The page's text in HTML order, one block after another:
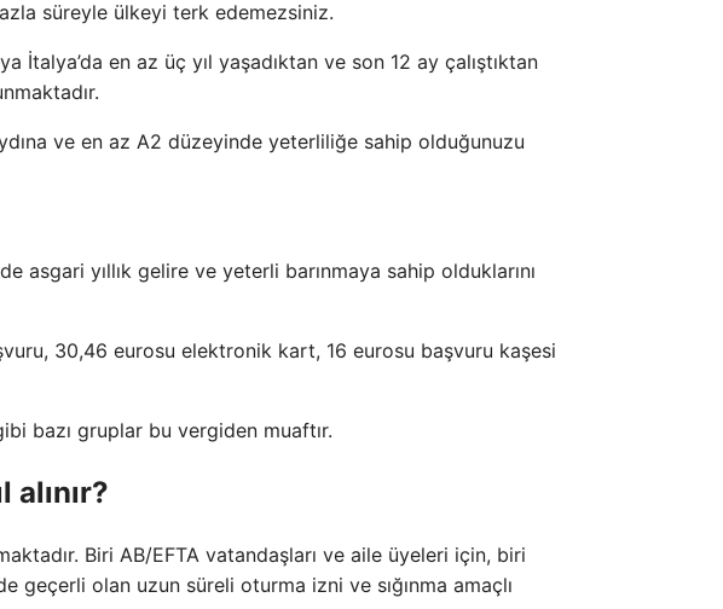
süreyle ülkeyi terk edemezsiniz.
en az üç yıl yaşadıktan ve son 12 ay çalıştıktan
ve en az A2 düzeyinde yeterliliğe sahip olduğunuzu
asgari yıllık gelire ve yeterli barınmaya sahip olduklarını
30,46 eurosu elektronik kart, 16 eurosu başvuru kaşesi
bazı gruplar bu vergiden muaftır.
alınır?
Biri AB/EFTA vatandaşları ve aile üyeleri için, biri
geçerli olan uzun süreli oturma izni ve sığınma amaçlı